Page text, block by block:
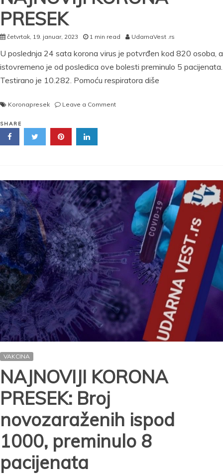
PRESEK
četvrtak, 19. januar, 2023 1 min read UdarnaVest .rs
U poslednja 24 sata korona virus je potvrđen kod 820 osoba, a
istovremeno je od posledica ove bolesti preminulo 5 pacijenata.
Testirano je 10.282. Pomoću respiratora diše
Koronapresek Leave a Commenton
SHARE
VAKCINA
NAJNOVIJI KORONA
PRESEK: Broj
novozaraženih ispod
1000, preminulo 8
pacijenata